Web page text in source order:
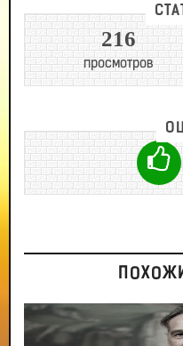
216
просмотров